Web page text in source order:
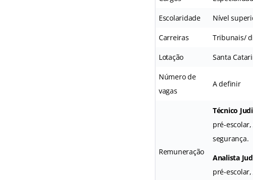
Escolaridade Nível
Carreiras Tribunais/
Lotação Santa
Número de
vagas
A definir
Remuneração
Técnico
pré-
segurança.
Analista
pré-